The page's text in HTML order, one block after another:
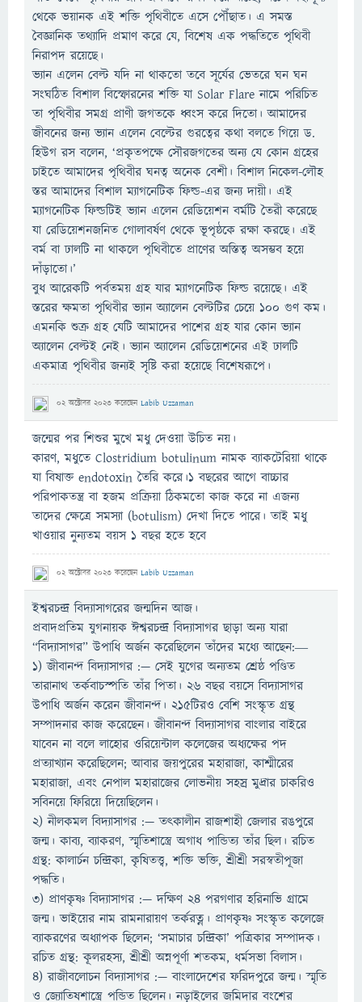
থেকে ভয়ানক এই শক্তি পৃথিবীতে এসে পৌঁছাত। এ সমস্ত
বৈজ্ঞানিক তথ্যাদি প্রমাণ করে যে, বিশেষ এক পদ্ধতিতে পৃথিবী
নিরাপদ রয়েছে।
ভ্যান এলেন বেল্ট যদি না থাকতো তবে সূর্যের ভেতরে ঘন ঘন
সংঘঠিত বিশাল বিস্ফোরনের শক্তি যা Solar Flare নামে পরিচিত
তা পৃথিবীর সমগ্র প্রাণী জগতকে ধ্বংস করে দিতো। আমাদের
জীবনের জন্য ভ্যান এলেন বেল্টের গুরত্বের কথা বলতে গিয়ে ড.
হিউগ রস বলেন, ‘প্রকৃতপক্ষে সৌরজগতের অন্য যে কোন গ্রহের
চাইতে আমাদের পৃথিবীর ঘনত্ব অনেক বেশী। বিশাল নিকেল-লৌহ
স্তর আমাদের বিশাল ম্যাগনেটিক ফিল্ড-এর জন্য দায়ী। এই
ম্যাগনেটিক ফিল্ডটিই ভ্যান এলেন রেডিয়েশন বর্মটি তৈরী করেছে
যা রেডিয়েশনজনিত গোলাবর্ষণ থেকে ভূপৃষ্ঠকে রক্ষা করছে। এই
বর্ম বা ঢালটি না থাকলে পৃথিবীতে প্রাণের অস্তিত্ব অসম্ভব হয়ে
দাঁড়াতো।’
বুধ আরেকটি পর্বতময় গ্রহ যার ম্যাগনেটিক ফিল্ড রয়েছে। এই
স্তরের ক্ষমতা পৃথিবীর ভ্যান অ্যালেন বেল্টটির চেয়ে ১০০ গুণ কম।
এমনকি শুক্র গ্রহ যেটি আমাদের পাশের গ্রহ যার কোন ভ্যান
অ্যালেন বেল্টই নেই। ভ্যান অ্যালেন রেডিয়েশনের এই ঢালটি
একমাত্র পৃথিবীর জন্যই সৃষ্টি করা হয়েছে বিশেষরূপে।
02 অক্টোবর 2023 করেছেন Labib Uzzaman
জন্মের পর শিশুর মুখে মধু দেওয়া উচিত নয়।
কারণ, মধুতে Clostridium botulinum নামক ব্যাকটেরিয়া থাকে
যা বিষাক্ত endotoxin তৈরি করে।১ বছরের আগে বাচ্চার
পরিপাকতন্ত্র বা হজম প্রক্রিয়া ঠিকমতো কাজ করে না এজন্য
তাদের ক্ষেত্রে সমস্যা (botulism) দেখা দিতে পারে। তাই মধু
খাওয়ার নুন্যতম বয়স ১ বছর হতে হবে
02 অক্টোবর 2023 করেছেন Labib Uzzaman
ইশ্বরচন্দ্র বিদ্যাসাগরের জন্মদিন আজ।
প্রবাদপ্রতিম যুগনায়ক ঈশ্বরচন্দ্র বিদ্যাসাগর ছাড়া অন্য যারা
“বিদ্যাসাগর” উপাধি অর্জন করেছিলেন তাঁদের মধ্যে আছেন:―
১) জীবানন্দ বিদ্যাসাগর :— সেই যুগের অন্যতম শ্রেষ্ঠ পণ্ডিত
তারানাথ তর্কবাচস্পতি তাঁর পিতা। ২৬ বছর বয়সে বিদ্যাসাগর
উপাধি অর্জন করেন জীবানন্দ। ২১৫টিরও বেশি সংস্কৃত গ্রন্থ
সম্পাদনার কাজ করেছেন। জীবানন্দ বিদ্যাসাগর বাংলার বাইরে
যাবেন না বলে লাহোর ওরিয়েন্টাল কলেজের অধ্যক্ষের পদ
প্রত্যাখ্যান করেছিলেন; আবার জয়পুরের মহারাজা, কাশ্মীরের
মহারাজা, এবং নেপাল মহারাজের লোভনীয় সহস্র মুদ্রার চাকরিও
সবিনয়ে ফিরিয়ে দিয়েছিলেন।
২) নীলকমল বিদ্যাসাগর :— তৎকালীন রাজশাহী জেলার রঙপুরে
জন্ম। কাব্য, ব্যাকরণ, স্মৃতিশাস্ত্রে অগাধ পান্ডিত্য তাঁর ছিল। রচিত
গ্রন্থ: কালার্চন চন্দ্রিকা, কৃষিতত্ত্ব, শক্তি ভক্তি, শ্রীশ্রী সরস্বতীপূজা
পদ্ধতি।
৩) প্রাণকৃষ্ণ বিদ্যাসাগর :— দক্ষিণ ২৪ পরগণার হরিনাভি গ্রামে
জন্ম। ভাইয়ের নাম রামনারায়ণ তর্করত্ন। প্রাণকৃষ্ণ সংস্কৃত কলেজে
ব্যাকরণের অধ্যাপক ছিলেন; ‘সমাচার চন্দ্রিকা’ পত্রিকার সম্পাদক।
রচিত গ্রন্থ: কূলরহস্য, শ্রীশ্রী অন্নপূর্ণা শতকম, ধর্মসভা বিলাস।
৪) রাজীবলোচন বিদ্যাসাগর :— বাংলাদেশের ফরিদপুরে জন্ম। স্মৃতি
ও জ্যোতিষশাস্ত্রে পন্ডিত ছিলেন। নড়াইলের জমিদার বংশের